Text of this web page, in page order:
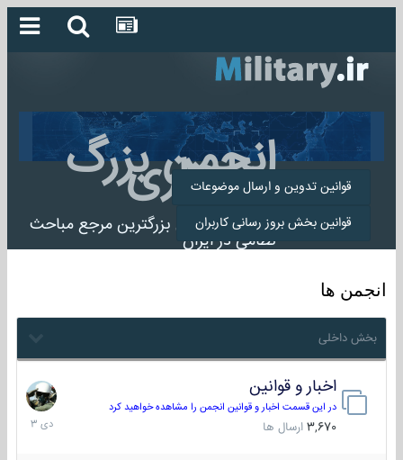
انجمن بزرگ
میلیتاری
انجمن میلیتاری بزرگترین مرجع مباحث
نظامی در ایران
قوانین تدوین و ارسال موضوعات
قوانین بخش بروز رسانی کاربران
انجمن ها
بخش داخلی
اخبار و قوانین
در این قسمت اخبار و قوانین انجمن را مشاهده خواهید کرد
3,670 ارسال ها
22
دی
1403